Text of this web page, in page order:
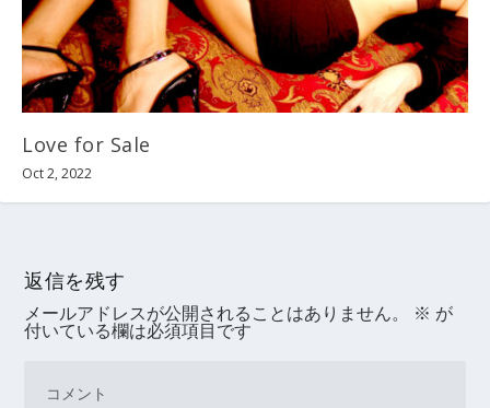
Love for Sale
Oct 2, 2022
返信を残す
メールアドレスが公開されることはありません。 ※ が
付いている欄は必須項目です